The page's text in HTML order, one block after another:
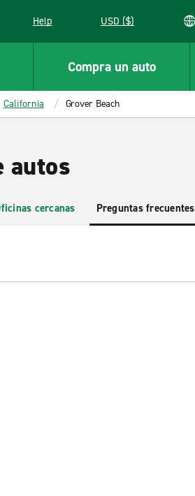
Help USD ($)
Compra un auto
California Grover Beach
autos
cercanas Preguntas frecuentes